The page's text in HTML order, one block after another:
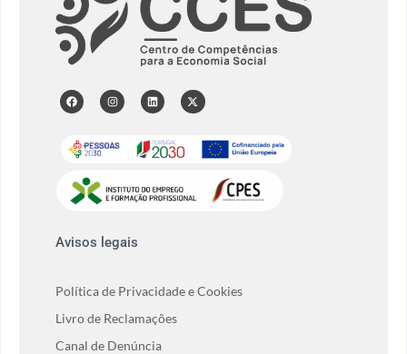
Avisos legais
Política de Privacidade e Cookies
Livro de Reclamações
Canal de Denúncia